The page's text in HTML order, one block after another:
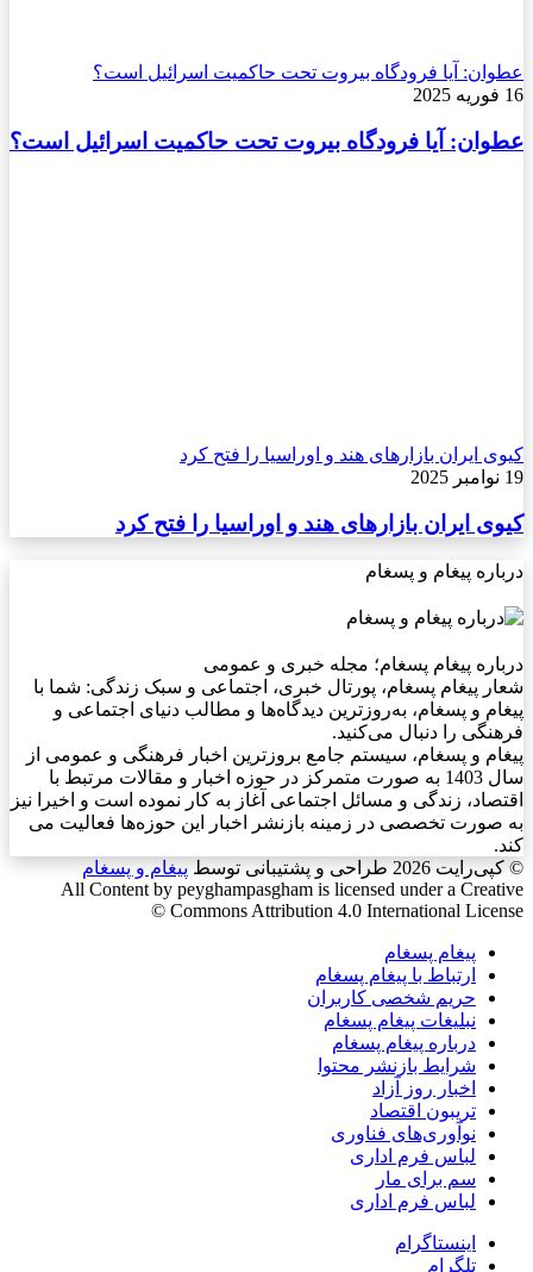
عطوان: آیا فرودگاه بیروت تحت حاکمیت اسرائیل است؟
16 فوریه 2025
عطوان: آیا فرودگاه بیروت تحت حاکمیت اسرائیل است؟
کیوی ایران بازارهای هند و اوراسیا را فتح کرد
19 نوامبر 2025
کیوی ایران بازارهای هند و اوراسیا را فتح کرد
درباره پیغام و پسغام
درباره پیغام پسغام؛ مجله خبری و عمومی
شعار پیغام پسغام، پورتال خبری، اجتماعی و سبک زندگی: شما با
پیغام و پسغام، به‌روزترین دیدگاه‌ها و مطالب دنیای اجتماعی و
فرهنگی را دنبال می‌کنید.
پیغام و پسغام، سیستم جامع بروزترین اخبار فرهنگی و عمومی از
سال 1403 به صورت متمرکز در حوزه اخبار و مقالات مرتبط با
اقتصاد، زندگی و مسائل اجتماعی آغاز به کار نموده است و اخیرا نیز
به صورت تخصصی در زمینه بازنشر اخبار این حوزه‌ها فعالیت می
کند.
© کپی‌رایت 2026
طراحی و پشتیبانی توسط پیغام و پسغام
All Content by peyghampasgham is licensed under a Creative
Commons Attribution 4.0 International License ©️
پیغام پسغام
ارتباط با پیغام پسغام
حریم شخصی کاربران
نبلیغات پیغام پسغام
درباره پیغام پسغام
شرایط بازنشر محتوا
اخبار روز آزاد
تریبون اقتصاد
نوآوری‌های فناوری
لباس فرم اداری
سم برای مار
لباس فرم اداری
اینستاگرام
تلگرام